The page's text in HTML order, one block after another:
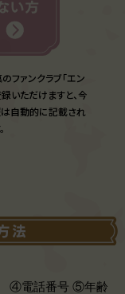
ファンクラブ「エン
いただけますと、今
自動的に記載され
④電話番号 ⑤年齢